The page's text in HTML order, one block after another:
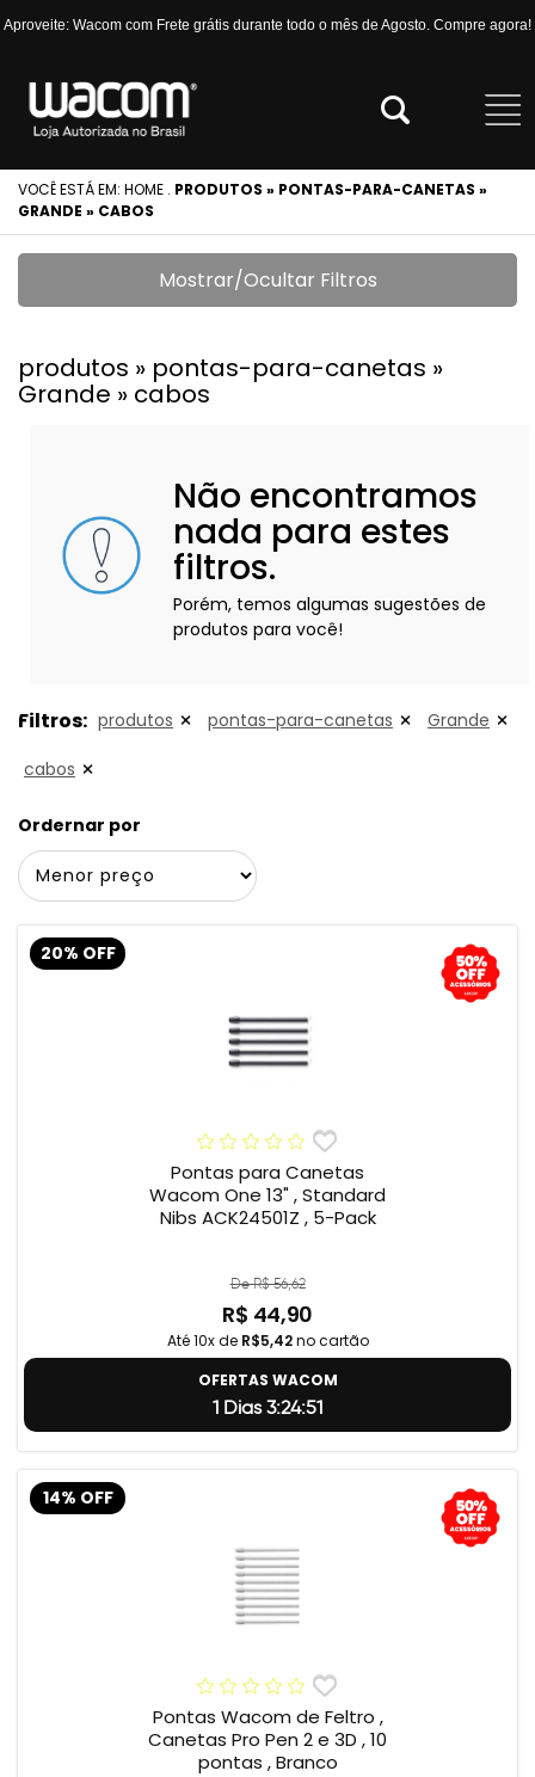
Aproveite: Wacom com Frete grátis durante todo o mês de Agosto. Compre agora!
VOCÊ ESTÁ EM: HOME . PRODUTOS » PONTAS-PARA-CANETAS »
GRANDE » CABOS
Mostrar/Ocultar Filtros
produtos » pontas-para-canetas »
Grande » cabos
Não encontramos
nada para estes
filtros.
Porém, temos algumas sugestões de
produtos para você!
Filtros: produtos pontas-para-canetas Grande
cabos
Ordernar por
20% OFF
Pontas para Canetas
Wacom One 13" , Standard
Nibs ACK24501Z , 5-Pack
De R$ 56,62
R$ 44,90
Até 10x de R$5,42no cartão
OFERTAS WACOM
1 Dias 3:24:50
14% OFF
Pontas Wacom de Feltro ,
Canetas Pro Pen 2 e 3D , 10
pontas , Branco